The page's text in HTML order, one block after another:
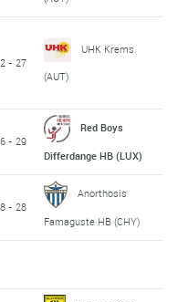
- 27
UHK Krems
(AUT)
- 29
Red Boys
Differdange HB (LUX)
- 28
Anorthosis
Famaguste HB (CHY)